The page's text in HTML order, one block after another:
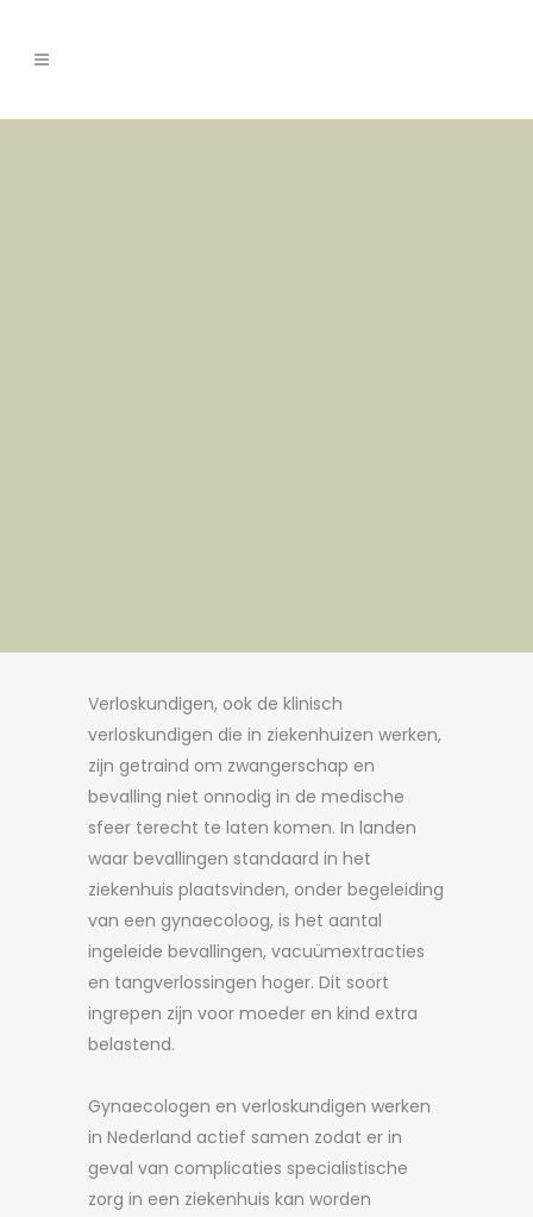
Verloskundigen, ook de klinisch
verloskundigen die in ziekenhuizen werken,
zijn getraind om zwangerschap en
bevalling niet onnodig in de medische
sfeer terecht te laten komen. In landen
waar bevallingen standaard in het
ziekenhuis plaatsvinden, onder begeleiding
van een gynaecoloog, is het aantal
ingeleide bevallingen, vacuümextracties
en tangverlossingen hoger. Dit soort
ingrepen zijn voor moeder en kind extra
belastend.
Gynaecologen en verloskundigen werken
in Nederland actief samen zodat er in
geval van complicaties specialistische
zorg in een ziekenhuis kan worden